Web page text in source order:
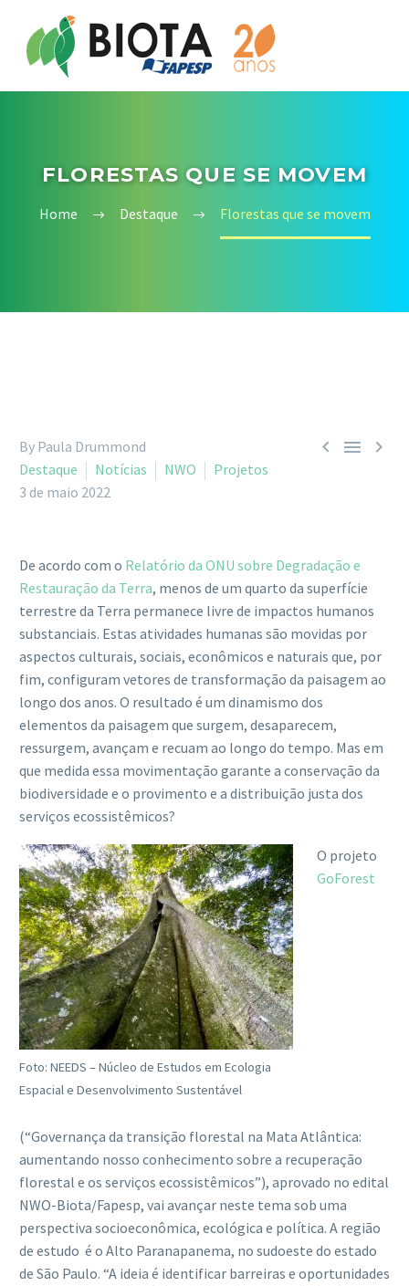
FLORESTAS QUE SE MOVEM
Home Destaque Florestas que se movem
  
By Paula Drummond
Destaque
Notícias NWO
Projetos
3 de maio 2022
De acordo com o Relatório da ONU sobre Degradação e
Restauração da Terra, menos de um quarto da superfície
terrestre da Terra permanece livre de impactos humanos
substanciais. Estas atividades humanas são movidas por
aspectos culturais, sociais, econômicos e naturais que, por
fim, configuram vetores de transformação da paisagem ao
longo dos anos. O resultado é um dinamismo dos
elementos da paisagem que surgem, desaparecem,
ressurgem, avançam e recuam ao longo do tempo. Mas em
que medida essa movimentação garante a conservação da
biodiversidade e o provimento e a distribuição justa dos
serviços ecossistêmicos?
Foto: NEEDS – Núcleo de Estudos em Ecologia
Espacial e Desenvolvimento Sustentável
O projeto
GoForest
(“Governança da transição florestal na Mata Atlântica:
aumentando nosso conhecimento sobre a recuperação
florestal e os serviços ecossistêmicos”), aprovado no edital
NWO-Biota/Fapesp, vai avançar neste tema sob uma
perspectiva socioeconômica, ecológica e política. A região
de estudo é o Alto Paranapanema, no sudoeste do estado
de São Paulo. “A ideia é identificar barreiras e oportunidades